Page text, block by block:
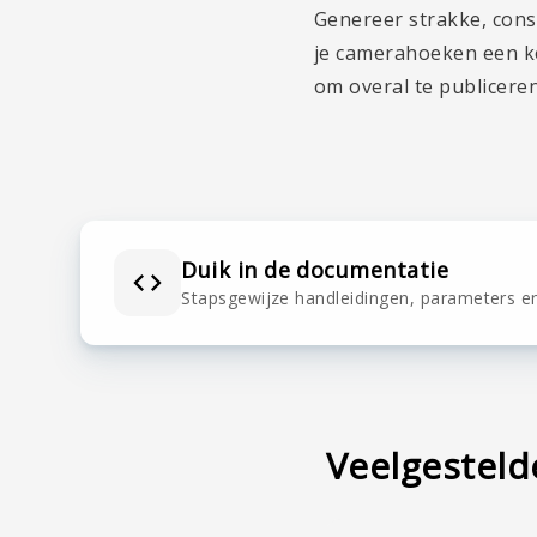
Genereer strakke,
je camerahoeken een
om overal te
Duik in de documentatie
Stapsgewijze handleidingen, parameters
bekijken met je
van het product in je
De ontwikkeling van